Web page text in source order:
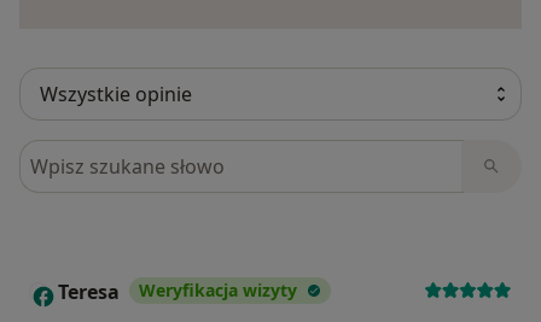
Szukaj w opiniach
T Teresa Weryfikacja wizyty